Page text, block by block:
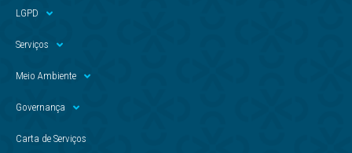
LGPD
Serviços
Meio Ambiente
Governança
Carta de Serviços